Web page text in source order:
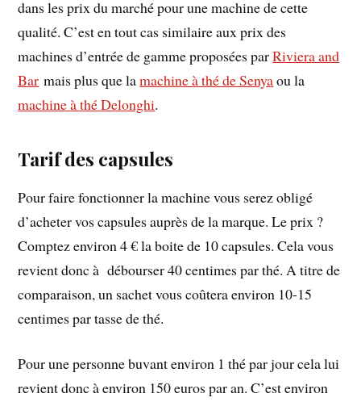
dans les prix du marché pour une machine de cette
qualité. C’est en tout cas similaire aux prix des
machines d’entrée de gamme proposées parRiviera and
Bar mais plus que lamachine à thé de Senyaou la
machine à thé Delonghi.
Tarif des capsules
Pour faire fonctionner la machine vous serez obligé
d’acheter vos capsules auprès de la marque. Le prix ?
Comptez environ 4 € la boite de 10 capsules. Cela vous
revient donc à débourser 40 centimes par thé. A titre de
comparaison, un sachet vous coûtera environ 10-15
centimes par tasse de thé.
Pour une personne buvant environ 1 thé par jour cela lui
revient donc à environ 150 euros par an. C’est environ